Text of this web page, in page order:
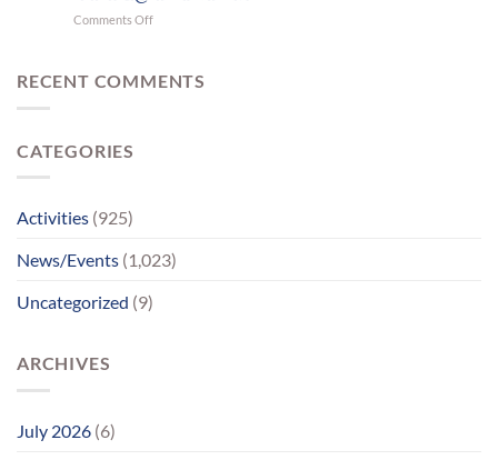
મિલન
આનંદનો
Comments Offon
ચાર
વર્ષોની
RECENT COMMENTS
CATEGORIES
Activities (925)
News/Events (1,023)
Uncategorized (9)
ARCHIVES
July 2026 (6)